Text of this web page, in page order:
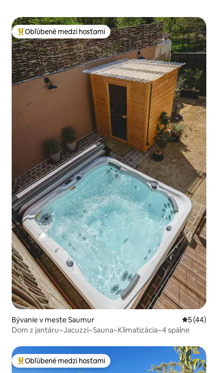
Najobľúbenejšie medzi hosťami
Obľúbené medzi hosťami
Bývanie v meste Saumur
5 (44)
Dom z jantáru~Jacuzzi~Sauna~Klimatizácia~4 spálne
Najobľúbenejšie medzi hosťami
Obľúbené medzi hosťami